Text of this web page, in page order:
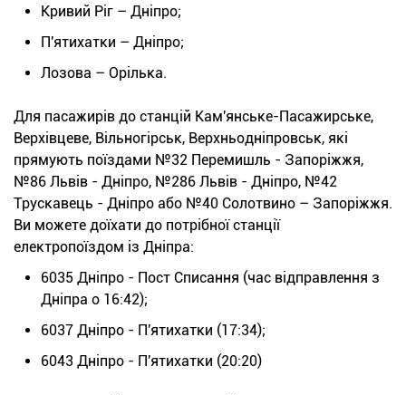
Кривий Ріг – Дніпро;
П'ятихатки – Дніпро;
Лозова – Орілька.
Для пасажирів до станцій Кам'янське-Пасажирське,
Верхівцеве, Вільногірськ, Верхньодніпровськ, які
прямують поїздами №32 Перемишль - Запоріжжя,
№86 Львів - Дніпро, №286 Львів - Дніпро, №42
Трускавець - Дніпро або №40 Солотвино – Запоріжжя.
Ви можете доїхати до потрібної станції
електропоїздом із Дніпра:
6035 Дніпро - Пост Списання (час відправлення з
Дніпра о 16:42);
6037 Дніпро - П'ятихатки (17:34);
6043 Дніпро - П'ятихатки (20:20)